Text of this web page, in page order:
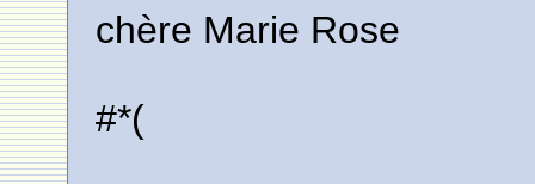
chère Marie Rose
#*(